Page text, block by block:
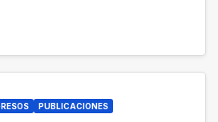
PUBLICACIONES